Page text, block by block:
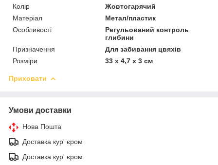
Колір
Жовтогарячий
Матеріал
Метал/пластик
Особливості
Регульований контроль
глибини
Призначення
Для забивання цвяхів
Розміри
33 х 4,7 х 3 см
Приховати
Умови доставки
Нова Пошта
Доставка кур' єром
Доставка кур' єром